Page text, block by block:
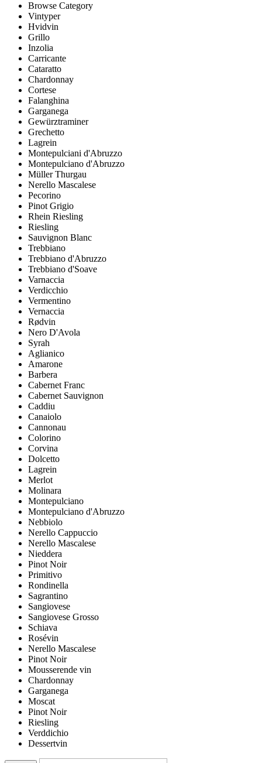
Browse Category
Vintyper
Hvidvin
Grillo
Inzolia
Carricante
Cataratto
Chardonnay
Cortese
Falanghina
Garganega
Gewürztraminer
Grechetto
Lagrein
Montepulciani d'Abruzzo
Montepulciano d'Abruzzo
Müller Thurgau
Nerello Mascalese
Pecorino
Pinot Grigio
Rhein Riesling
Riesling
Sauvignon Blanc
Trebbiano
Trebbiano d'Abruzzo
Trebbiano d'Soave
Varnaccia
Verdicchio
Vermentino
Vernaccia
Rødvin
Nero D'Avola
Syrah
Aglianico
Amarone
Barbera
Cabernet Franc
Cabernet Sauvignon
Caddiu
Canaiolo
Cannonau
Colorino
Corvina
Dolcetto
Lagrein
Merlot
Molinara
Montepulciano
Montepulciano d'Abruzzo
Nebbiolo
Nerello Cappuccio
Nerello Mascalese
Nieddera
Pinot Noir
Primitivo
Rondinella
Sagrantino
Sangiovese
Sangiovese Grosso
Schiava
Rosévin
Nerello Mascalese
Pinot Noir
Mousserende vin
Chardonnay
Garganega
Moscat
Pinot Noir
Riesling
Verddichio
Dessertvin